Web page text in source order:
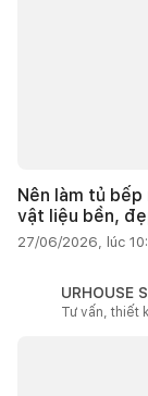
Nên làm tủ bếp
vật liệu bền,
27/06/2026, lúc
URHOUSE
Tư vấn, thiết